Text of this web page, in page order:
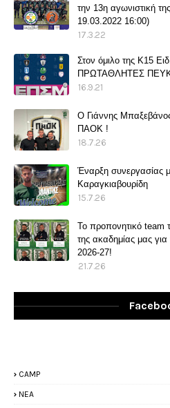
την 13η αγωνιστική
19.03.2022 16:00)
17.3.22
Στον όμιλο της Κ15
ΠΡΩΤΑΘΛΗΤΕΣ
16.9.21
O Γιάννης
ΠΑΟΚ !
18.7.26
Έναρξη συνεργασίας
Καραγκιαβουρίδη
15.7.26
Το προπονητικό team
της ακαδημίας μας
2026-27!
21.7.26
CAMP
NEA